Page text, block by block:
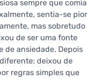
sempre que comia
sentia-se pior
mas sobretudo
de ser uma fonte
de ansiedade. Depois
deixou de
regras simples que